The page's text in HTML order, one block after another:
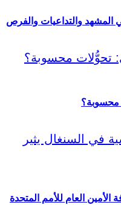
المشهد والتداعيات والفرص
محسوبة؟
العام للأمم المتحدة